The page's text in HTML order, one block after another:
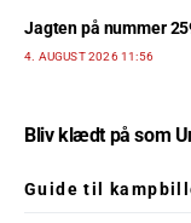
Jagten på nummer
4. AUGUST 2026 11:56
Bliv klædt på som
Guide til